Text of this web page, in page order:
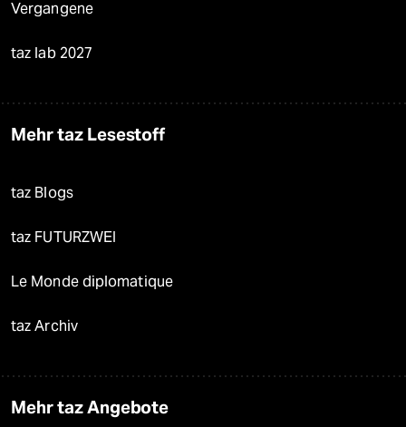
Vergangene
taz lab 2027
Mehr taz Lesestoff
taz Blogs
taz FUTURZWEI
Le Monde diplomatique
taz Archiv
Mehr taz Angebote